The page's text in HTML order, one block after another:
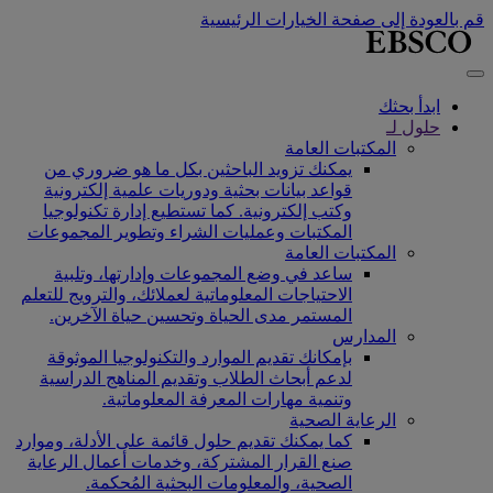
قم بالعودة إلى صفحة الخيارات الرئيسية
ابدأ بحثك
حلول لـ
المكتبات العامة
يمكنك تزويد الباحثين بكل ما هو ضروري من
قواعد بيانات بحثية ودوريات علمية إلكترونية
وكتب إلكترونية. كما تستطيع إدارة تكنولوجيا
المكتبات وعمليات الشراء وتطوير المجموعات
المكتبات العامة
ساعد في وضع المجموعات وإدارتها، وتلبية
الاحتياجات المعلوماتية لعملائك، والترويج للتعلم
المستمر مدى الحياة وتحسين حياة الآخرين.
المدارس
بإمكانك تقديم الموارد والتكنولوجيا الموثوقة
لدعم أبحاث الطلاب وتقديم المناهج الدراسية
وتنمية مهارات المعرفة المعلوماتية.
الرعاية الصحية
كما يمكنك تقديم حلول قائمة على الأدلة، وموارد
صنع القرار المشتركة، وخدمات أعمال الرعاية
الصحية، والمعلومات البحثية المُحكمة.